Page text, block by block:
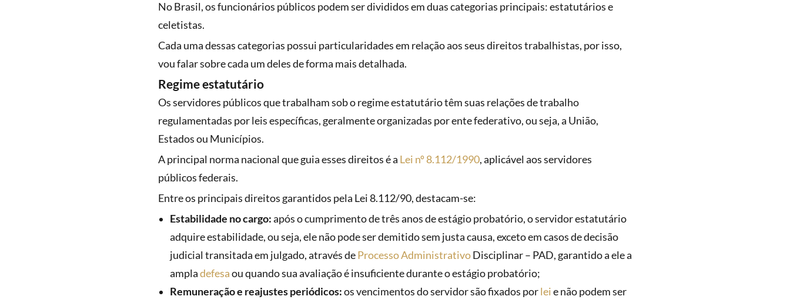
No Brasil, os funcionários públicos podem ser divididos em duas categorias principais: estatutários e
celetistas.
Cada uma dessas categorias possui particularidades em relação aos seus direitos trabalhistas, por isso,
vou falar sobre cada um deles de forma mais detalhada.
Regime estatutário
Os servidores públicos que trabalham sob o regime estatutário têm suas relações de trabalho
regulamentadas por leis específicas, geralmente organizadas por ente federativo, ou seja, a União,
Estados ou Municípios.
A principal norma nacional que guia esses direitos é a Lei nº 8.112/1990, aplicável aos servidores
públicos federais.
Entre os principais direitos garantidos pela Lei 8.112/90, destacam-se:
Estabilidade no cargo:após o cumprimento de três anos de estágio probatório, o servidor estatutário
adquire estabilidade, ou seja, ele não pode ser demitido sem justa causa, exceto em casos de decisão
judicial transitada em julgado, através deProcesso AdministrativoDisciplinar – PAD, garantido a ele a
ampladefesaou quando sua avaliação é insuficiente durante o estágio probatório;
Remuneração e reajustes periódicos:os vencimentos do servidor são fixados porleie não podem ser